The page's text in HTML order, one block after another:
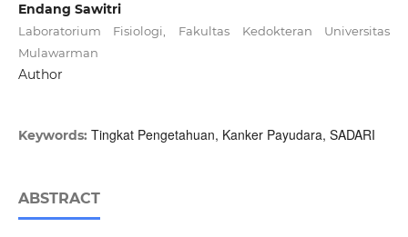
Endang Sawitri
Laboratorium Fisiologi, Fakultas Kedokteran Universitas
Mulawarman
Author
Keywords: Tingkat Pengetahuan, Kanker Payudara, SADARI
ABSTRACT